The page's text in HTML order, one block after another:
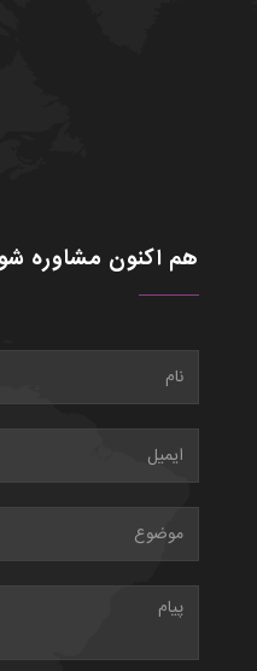
هم اکنون مشاوره